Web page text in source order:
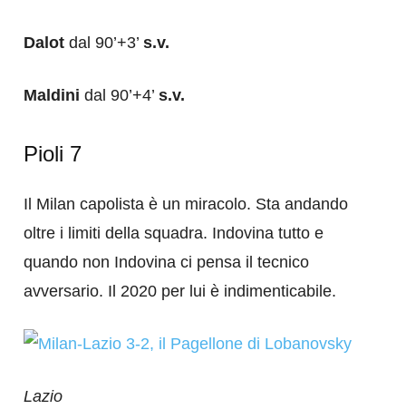
Dalot dal 90’+3’ s.v.
Maldini dal 90’+4’ s.v.
Pioli 7
Il Milan capolista è un miracolo. Sta andando
oltre i limiti della squadra. Indovina tutto e
quando non Indovina ci pensa il tecnico
avversario. Il 2020 per lui è indimenticabile.
Lazio